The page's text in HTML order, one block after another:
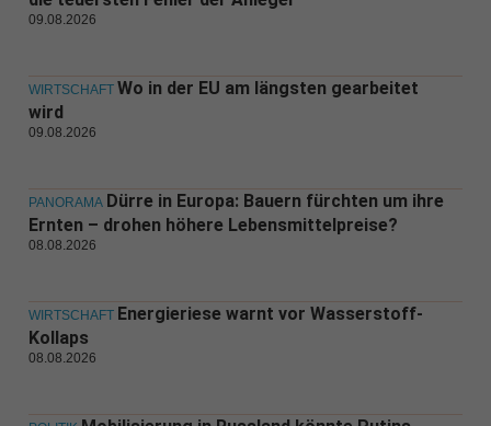
09.08.2026
WIRTSCHAFT Wo in der EU am längsten gearbeitet
wird
09.08.2026
PANORAMA Dürre in Europa: Bauern fürchten um ihre
Ernten – drohen höhere Lebensmittelpreise?
08.08.2026
WIRTSCHAFT Energieriese warnt vor Wasserstoff-
Kollaps
08.08.2026